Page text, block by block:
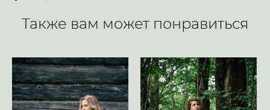
Также вам может понравиться